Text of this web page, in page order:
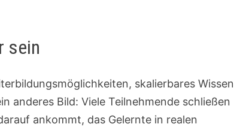
sein
skalierbares Wissen
anderes Bild: Viele Teilnehmende schließen
ankommt, das Gelernte in realen